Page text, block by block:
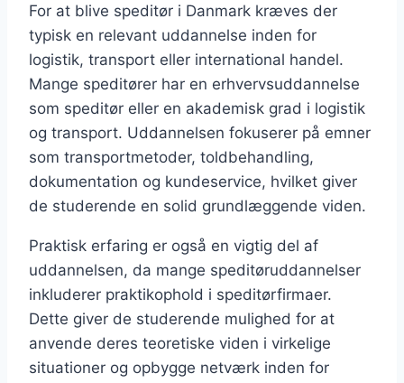
For at blive speditør i Danmark kræves der
typisk en relevant uddannelse inden for
logistik, transport eller international handel.
Mange speditører har en erhvervsuddannelse
som speditør eller en akademisk grad i logistik
og transport. Uddannelsen fokuserer på emner
som transportmetoder, toldbehandling,
dokumentation og kundeservice, hvilket giver
de studerende en solid grundlæggende viden.
Praktisk erfaring er også en vigtig del af
uddannelsen, da mange speditøruddannelser
inkluderer praktikophold i speditørfirmaer.
Dette giver de studerende mulighed for at
anvende deres teoretiske viden i virkelige
situationer og opbygge netværk inden for